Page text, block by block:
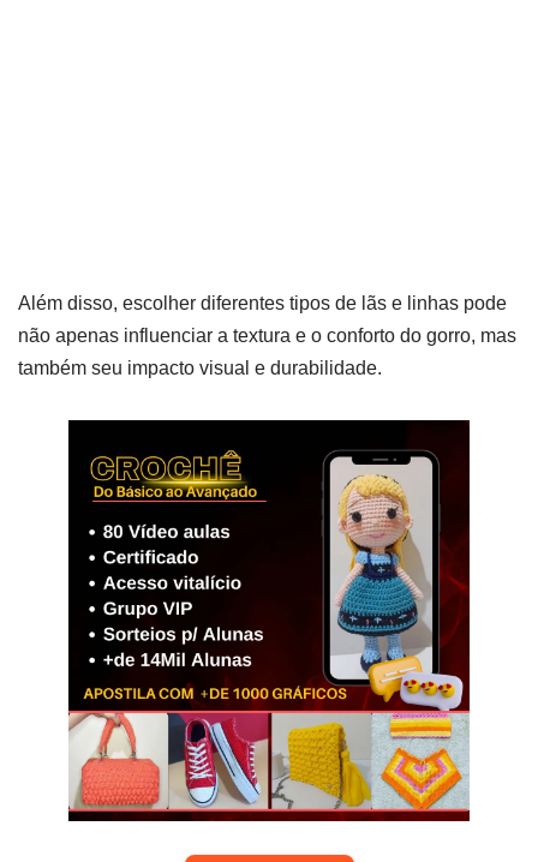
Além disso, escolher diferentes tipos de lãs e linhas pode
não apenas influenciar a textura e o conforto do gorro, mas
também seu impacto visual e durabilidade.